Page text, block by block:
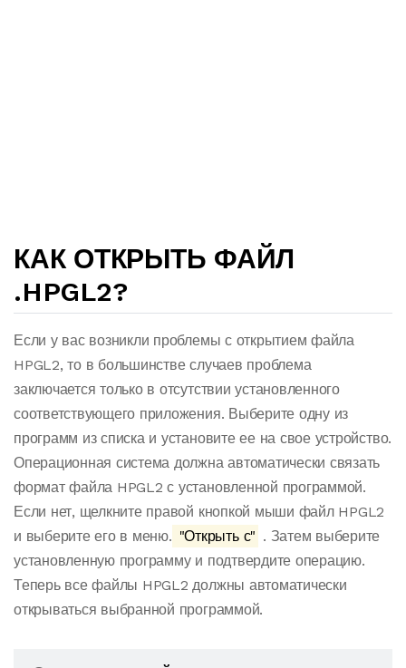
КАК ОТКРЫТЬ ФАЙЛ
.HPGL2?
Если у вас возникли проблемы с открытием файла
HPGL2, то в большинстве случаев проблема
заключается только в отсутствии установленного
соответствующего приложения. Выберите одну из
программ из списка и установите ее на свое устройство.
Операционная система должна автоматически связать
формат файла HPGL2 с установленной программой.
Если нет, щелкните правой кнопкой мыши файл HPGL2
и выберите его в меню. "Открыть с" . Затем выберите
установленную программу и подтвердите операцию.
Теперь все файлы HPGL2 должны автоматически
открываться выбранной программой.